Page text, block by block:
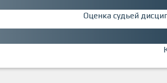
Оценка судьей